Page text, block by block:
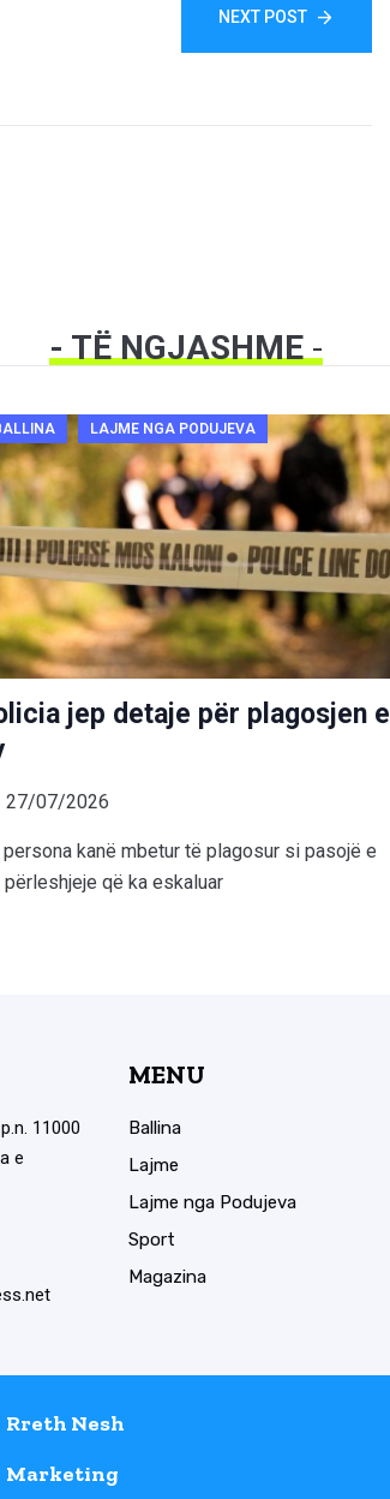
NEXT POST
- TË NGJASHME-
LAJME NGA PODUJEVA
jep detaje për plagosjen e
27/07/2026
persona kanë mbetur të plagosur si pasojë e
përleshjeje që ka eskaluar
11000
e
MENU
Ballina
Lajme
Lajme nga Podujeva
Sport
Magazina
Rreth Nesh
Marketing